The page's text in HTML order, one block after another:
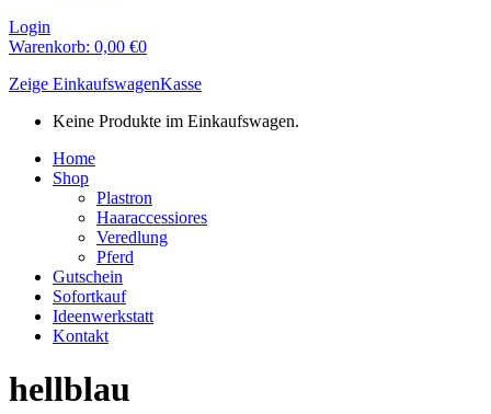
Login
Warenkorb: 0,00 €0
Zeige EinkaufswagenKasse
Keine Produkte im Einkaufswagen.
Home
Shop
Plastron
Haaraccessiores
Veredlung
Pferd
Gutschein
Sofortkauf
Ideenwerkstatt
Kontakt
hellblau